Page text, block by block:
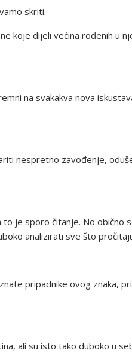
skriti.
koje dijeli većina rođenih u
na svakakva nova
nespretno zavođenje,
to je sporo čitanje. No obično
analizirati sve što
pripadnike ovog znaka,
ali su isto tako duboko u